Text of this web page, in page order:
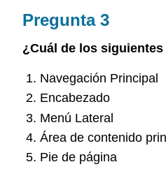
Pregunta 3
¿Cuál de los
Navegación Principal
Encabezado
Menú Lateral
Área de contenido
Pie de página